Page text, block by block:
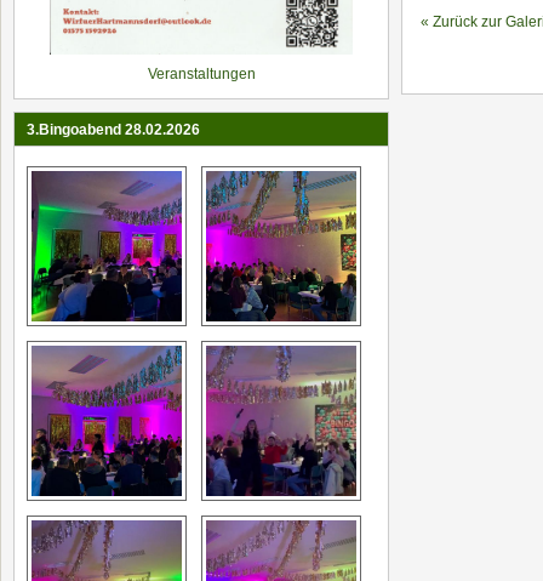
« Zurück zur
Veranstaltungen
3.Bingoabend 28.02.2026